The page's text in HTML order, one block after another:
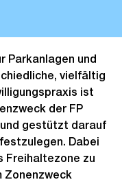
Parkanlagen und
vielfältig
ist
der FP
gestützt darauf
Dabei
Freihaltezone zu
Zonenzweck